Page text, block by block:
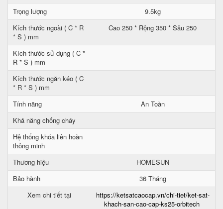
Trọng lượng
9.5kg
Kích thước ngoài ( C * R
* S ) mm
Cao 250 * Rộng 350 * Sâu 250
Kích thước sử dụng ( C *
R * S ) mm
Kích thước ngăn kéo ( C
* R * S ) mm
Tính năng
An Toàn
Khả năng chống cháy
Hệ thống khóa liên hoàn
thông minh
Thương hiệu
HOMESUN
Bảo hành
36 Tháng
Xem chi tiết tại
https://ketsatcaocap.vn/chi-tiet/ket-sat-
khach-san-cao-cap-ks25-orbitech